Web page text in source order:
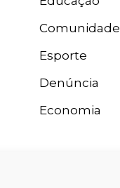
Comunidade
Esporte
Denúncia
Economia